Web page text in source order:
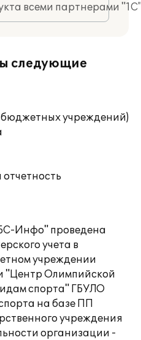
всеми партнерами
следующие
учреждений)
Инфо" проведена
учета в
учреждении
"Центр Олимпийской
спорта" ГБУЛО
на базе ПП
учреждения
организации -